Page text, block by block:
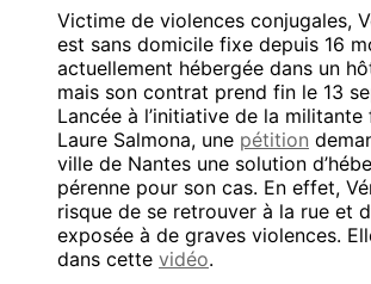
Victime de violences conjugales,
est sans domicile fixe depuis 16
actuellement hébergée dans un
mais son contrat prend fin le 13
Lancée à l’initiative de la militante
Laure Salmona, une pétition
ville de Nantes une solution
pérenne pour son cas. En effet,
risque de se retrouver à la rue et
exposée à de graves violences.
dans cette vidéo.